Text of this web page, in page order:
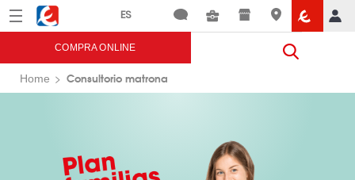
Menú Eroski
COMPRA ONLINE
Home Consultorio matrona